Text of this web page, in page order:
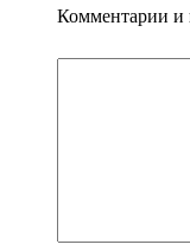
Комментарии и